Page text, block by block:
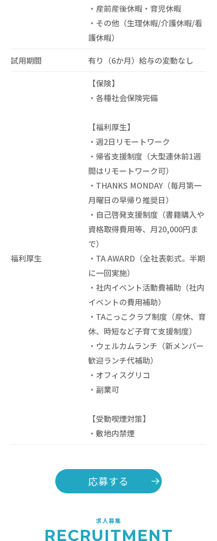
・産前産後休暇・育児休暇
・その他（生理休暇/介護休暇/看
護休暇）
試用期間
有り（6か月）給与の変動なし
福利厚生
【保険】
・各種社会保険完備
【福利厚生】
・週2日リモートワーク
・帰省支援制度（大型連休前1週
間はリモートワーク可）
・THANKS MONDAY（毎月第一
月曜日の早帰り推奨日）
・自己啓発支援制度（書籍購入や
資格取得費用等、月20,000円ま
で）
・TA AWARD（全社表彰式。半期
に一回実施）
・社内イベント活動費補助（社内
イベントの費用補助）
・TAこっこクラブ制度（産休、育
休、時短など子育て支援制度）
・ウェルカムランチ（新メンバー
歓迎ランチ代補助）
・オフィスグリコ
・副業可
【受動喫煙対策】
・敷地内禁煙
応募する
求人募集
RECRUITMENT